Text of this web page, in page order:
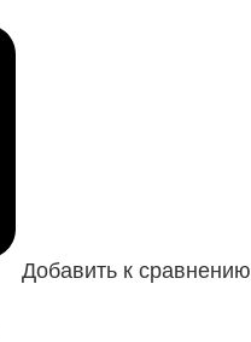
Добавить к сравнению